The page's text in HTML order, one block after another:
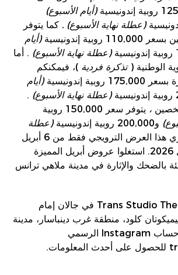
(أيام الأسبوع)
(عطلة نهاية الأسبوع) . كما يتوفر
إندونيسية
(أيام
(عطلة نهاية الأسبوع) . أما
الوطنية (تذكرة فردية )، فيمكنكم
إندونيسية
(أيام
(عطلة نهاية الأسبوع) .
،
يتوفر سعر 150,000 روبية
و200,000 روبية إندونيسية
(عطلة
. يسري هذا العرض الترويجي فقط من 6 أبريل
2026 إلى 20 أبريل 2026. استغلوا عروض أبريل المميزة
بالضحك والإثارة في مدينة ملاهي ترانس
يقع Trans Studio Theme Park Bali في جالان إمام
رقم 440، بيميكوتان كلود، منطقة غرب دينباسار، مدينة
دينباسار، بالي. اتبع حساب Instagram الرسمي